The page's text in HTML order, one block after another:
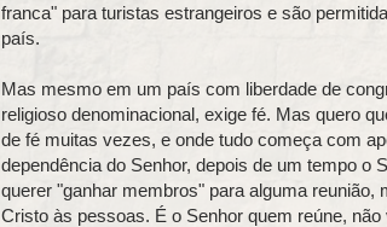
franca" para turistas estrangeiros e são
país.
Mas mesmo em um país com liberdade de
religioso denominacional, exige fé. Mas quero
de fé muitas vezes, e onde tudo começa com
dependência do Senhor, depois de um tempo o
querer "ganhar membros" para alguma
Cristo às pessoas. É o Senhor quem reúne,